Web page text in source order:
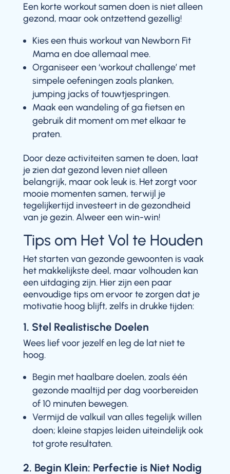
Een korte workout samen doen is niet alleen
gezond, maar ook ontzettend gezellig!
Kies een thuis workout van Newborn Fit
Mama en doe allemaal mee.
Organiseer een ‘workout challenge’ met
simpele oefeningen zoals planken,
jumping jacks of touwtjespringen.
Maak een wandeling of ga fietsen en
gebruik dit moment om met elkaar te
praten.
Door deze activiteiten samen te doen, laat
je zien dat gezond leven niet alleen
belangrijk, maar ook leuk is. Het zorgt voor
mooie momenten samen, terwijl je
tegelijkertijd investeert in de gezondheid
van je gezin. Alweer een win-win!
Tips om Het Vol te Houden
Het starten van gezonde gewoonten is vaak
het makkelijkste deel, maar volhouden kan
een uitdaging zijn. Hier zijn een paar
eenvoudige tips om ervoor te zorgen dat je
motivatie hoog blijft, zelfs in drukke tijden:
1. Stel Realistische Doelen
Wees lief voor jezelf en leg de lat niet te
hoog.
Begin met haalbare doelen, zoals één
gezonde maaltijd per dag voorbereiden
of 10 minuten bewegen.
Vermijd de valkuil van alles tegelijk willen
doen; kleine stapjes leiden uiteindelijk ook
tot grote resultaten.
2. Begin Klein: Perfectie is Niet Nodig